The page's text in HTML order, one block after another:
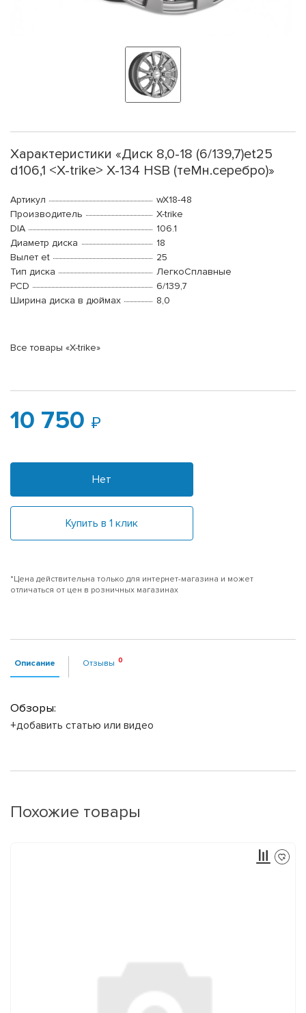
Характеристики «Диск 8,0-18 (6/139,7)et25
d106,1 <X-trike> X-134 HSB (теMн.серебро)»
Артикул
wX18-48
Производитель
X-trike
DIA
106.1
Диаметр диска
18
Вылет et
25
Тип диска
ЛегкоСплавные
PCD
6/139,7
Ширина диска в дюймах
8,0
Все товары «X-trike»
10 750
Нет
Купить в 1 клик
*Цена действительна только для интернет-магазина и может
отличаться от цен в розничных магазинах
Описание Отзывы
Обзоры:
+добавить статью или видео
Похожие товары